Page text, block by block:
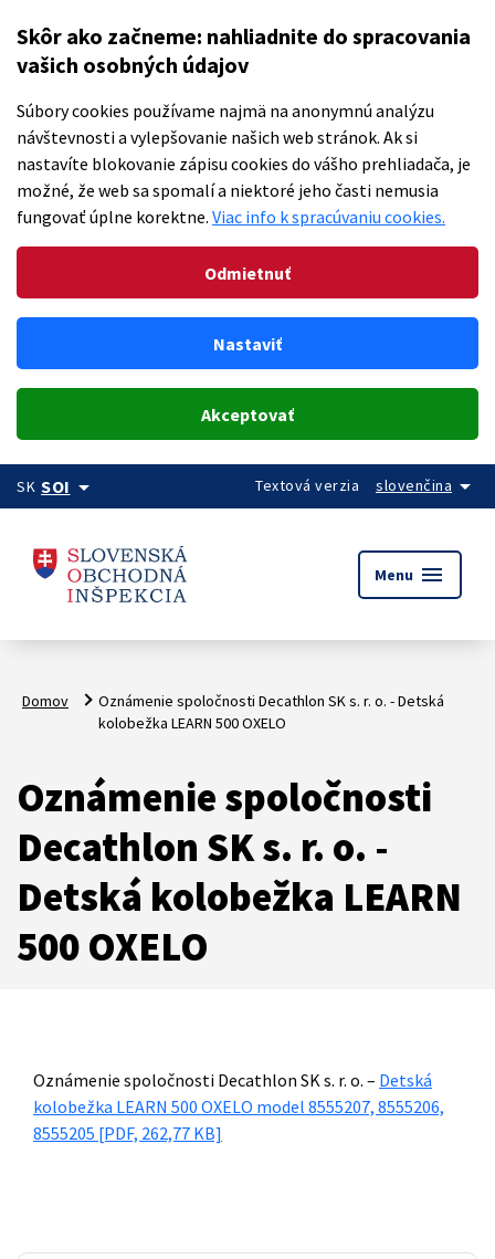
Skôr ako začneme: nahliadnite do spracovania
vašich osobných údajov
Súbory cookies používame najmä na anonymnú analýzu
návštevnosti a vylepšovanie našich web stránok. Ak si
nastavíte blokovanie zápisu cookies do vášho prehliadača, je
možné, že web sa spomalí a niektoré jeho časti nemusia
fungovať úplne korektne. Viac info k spracúvaniu cookies.
Odmietnuť
Nastaviť
Akceptovať
SK SOIarrow_drop_down Textová verzia slovenčina arrow_drop_down
Menu menu
Domov
Oznámenie spoločnosti Decathlon SK s. r. o. - Detská
kolobežka LEARN 500 OXELO
Oznámenie spoločnosti
Decathlon SK s. r. o. -
Detská kolobežka LEARN
500 OXELO
Oznámenie spoločnosti Decathlon SK s. r. o. – Detská
kolobežka LEARN 500 OXELO model 8555207, 8555206,
8555205 [PDF, 262,77 KB]